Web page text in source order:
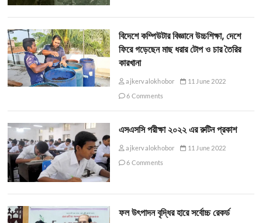
বিদেশে কম্পিউটার বিজ্ঞানে উচ্চশিক্ষা, দেশে
ফিরে গড়েছেন মাছ ধরার টোপ ও চার তৈরির
কারখানা
ajkervalokhobor
11 June 2022
6 Comments
এসএসসি পরীক্ষা ২০২২ এর রুটিন প্রকাশ
ajkervalokhobor
11 June 2022
6 Comments
ফল উৎপাদন বৃদ্ধির হারে সর্বোচ্চ রেকর্ড